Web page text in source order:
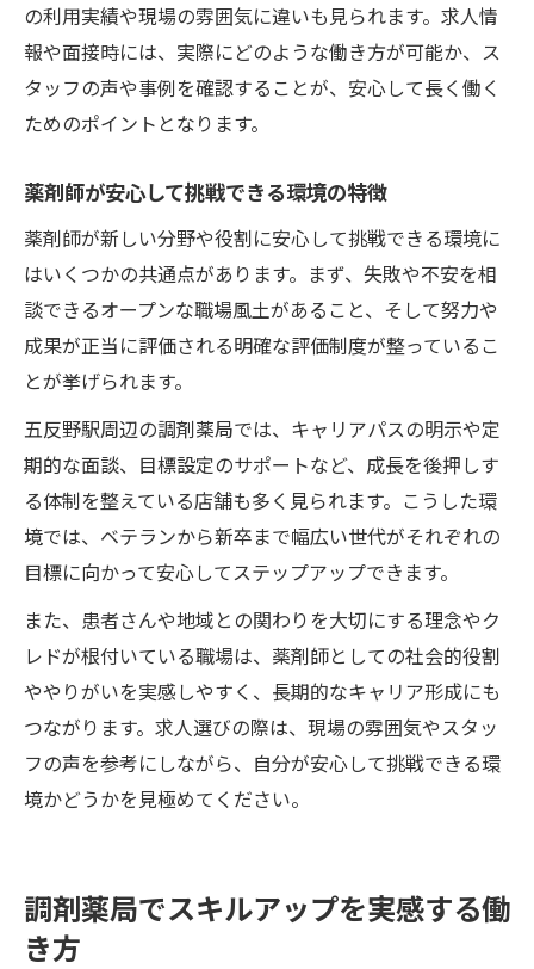
の利用実績や現場の雰囲気に違いも見られます。求人情
報や面接時には、実際にどのような働き方が可能か、ス
タッフの声や事例を確認することが、安心して長く働く
ためのポイントとなります。
薬剤師が安心して挑戦できる環境の特徴
薬剤師が新しい分野や役割に安心して挑戦できる環境に
はいくつかの共通点があります。まず、失敗や不安を相
談できるオープンな職場風土があること、そして努力や
成果が正当に評価される明確な評価制度が整っているこ
とが挙げられます。
五反野駅周辺の調剤薬局では、キャリアパスの明示や定
期的な面談、目標設定のサポートなど、成長を後押しす
る体制を整えている店舗も多く見られます。こうした環
境では、ベテランから新卒まで幅広い世代がそれぞれの
目標に向かって安心してステップアップできます。
また、患者さんや地域との関わりを大切にする理念やク
レドが根付いている職場は、薬剤師としての社会的役割
ややりがいを実感しやすく、長期的なキャリア形成にも
つながります。求人選びの際は、現場の雰囲気やスタッ
フの声を参考にしながら、自分が安心して挑戦できる環
境かどうかを見極めてください。
調剤薬局でスキルアップを実感する働
き方